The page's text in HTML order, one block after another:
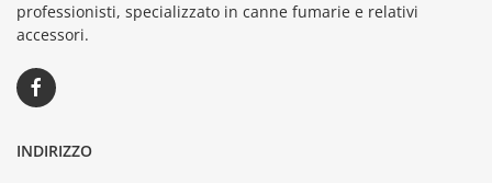
professionisti, specializzato in canne fumarie e relativi
accessori.
INDIRIZZO